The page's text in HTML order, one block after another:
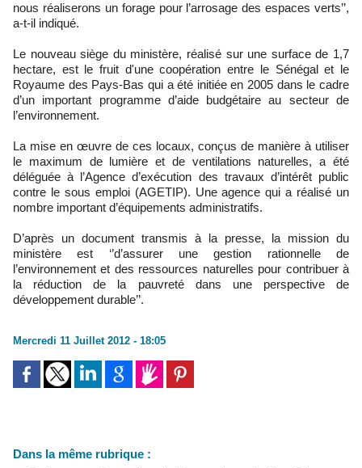
nous réaliserons un forage pour l’arrosage des espaces verts’’,
a-t-il indiqué.
Le nouveau siège du ministère, réalisé sur une surface de 1,7
hectare, est le fruit d'une coopération entre le Sénégal et le
Royaume des Pays-Bas qui a été initiée en 2005 dans le cadre
d’un important programme d’aide budgétaire au secteur de
l’environnement.
La mise en œuvre de ces locaux, conçus de manière à utiliser
le maximum de lumière et de ventilations naturelles, a été
déléguée à l’Agence d’exécution des travaux d’intérêt public
contre le sous emploi (AGETIP). Une agence qui a réalisé un
nombre important d’équipements administratifs.
D’après un document transmis à la presse, la mission du
ministère est ‘’d’assurer une gestion rationnelle de
l’environnement et des ressources naturelles pour contribuer à
la réduction de la pauvreté dans une perspective de
développement durable’’.
Mercredi 11 Juillet 2012 - 18:05
Dans la même rubrique :